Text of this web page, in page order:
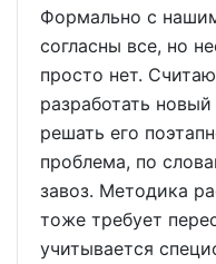
Формально с
согласны все, но
просто нет.
разработать
решать его
проблема, по
завоз. Методика
тоже требует
учитывается